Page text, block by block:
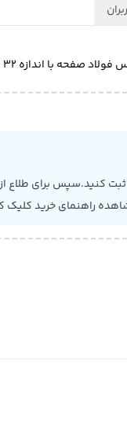
کنید.سپس برای طلاع
راهنمای خرید کلیک